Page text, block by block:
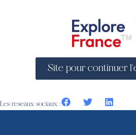
Site pour continuer
Les reseaux sociaux :